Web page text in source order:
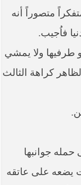
متصوراً أنه
فاُجيب.
طرفيها ولا يمشي
كراهة الثالث
جوانبها
يضعه على عاتقه